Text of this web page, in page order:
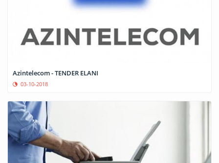
Azintelecom - TENDER ELANI
03-10-2018